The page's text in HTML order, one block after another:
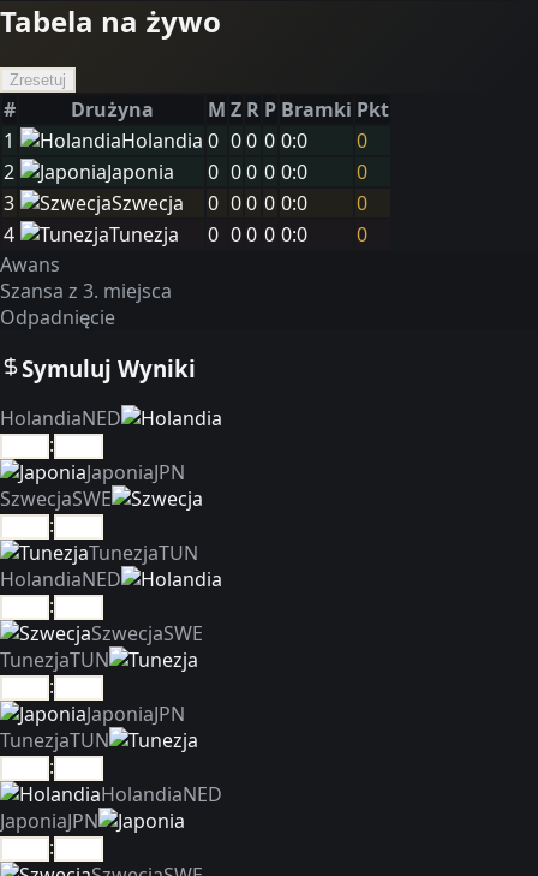
Tabela na żywo
Zresetuj
# Drużyna M Z R P Bramki Pkt
1
Holandia 0 00 0 0:0
0
2
Japonia 0 00 0 0:0
0
3
Szwecja 0 00 0 0:0
0
4
Tunezja 0 00 0 0:0
0
Awans
Szansa z 3. miejsca
Odpadnięcie
Symuluj Wyniki
HolandiaNED
:
JaponiaJPN
SzwecjaSWE
:
TunezjaTUN
HolandiaNED
:
SzwecjaSWE
TunezjaTUN
:
JaponiaJPN
TunezjaTUN
:
HolandiaNED
JaponiaJPN
: